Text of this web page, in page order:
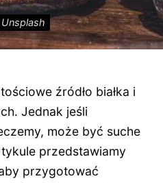
źródło białka i
Jednak jeśli
może być suche
przedstawiamy
przygotować